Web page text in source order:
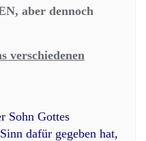
aber dennoch
verschiedenen
Sohn Gottes
dafür gegeben hat,